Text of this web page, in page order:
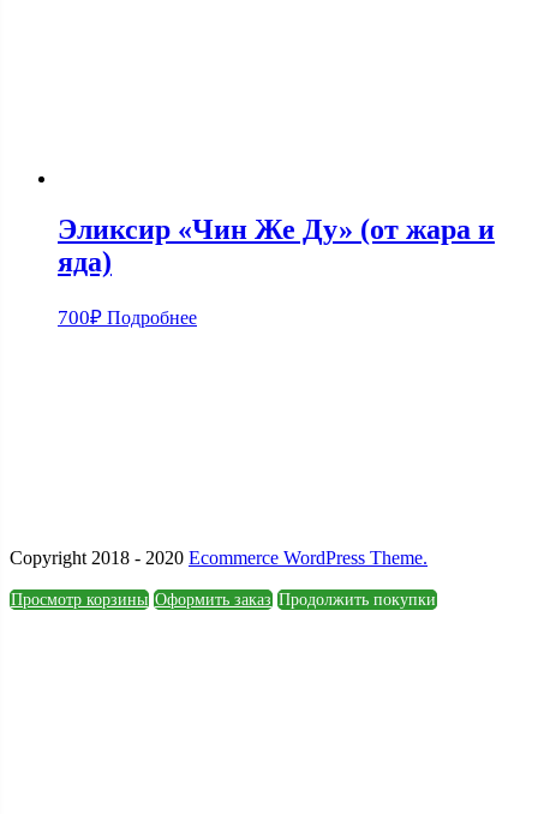
Эликсир «Чин Же Ду» (от жара и
яда)
700₽ Подробнее
Copyright 2018 - 2020 Ecommerce WordPress Theme.
Просмотр корзины Оформить заказ Продолжить покупки